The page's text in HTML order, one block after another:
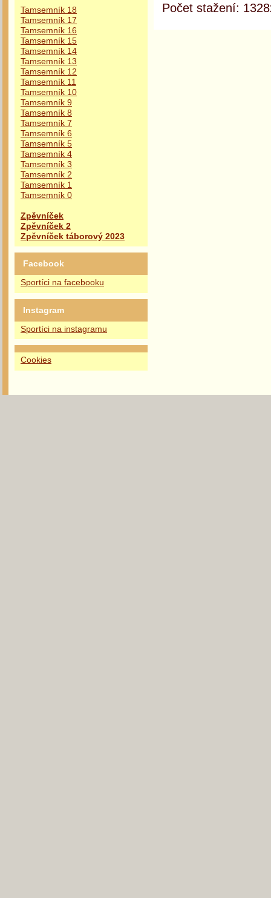
Tamsemník 18
Tamsemník 17
Tamsemník 16
Tamsemník 15
Tamsemník 14
Tamsemník 13
Tamsemník 12
Tamsemník 11
Tamsemník 10
Tamsemník 9
Tamsemník 8
Tamsemník 7
Tamsemník 6
Tamsemník 5
Tamsemník 4
Tamsemník 3
Tamsemník 2
Tamsemník 1
Tamsemník 0
Zpěvníček
Zpěvníček 2
Zpěvníček táborový 2023
Facebook
Sportíci na facebooku
Instagram
Sportíci na instagramu
Cookies
Počet stažení: